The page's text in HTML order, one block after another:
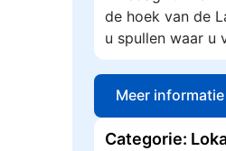
de hoek van de
u spullen waar u
Meer informatie
Categorie: